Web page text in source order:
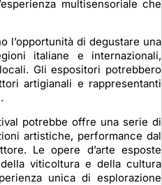
multisensoriale che
l’opportunità di degustare una
italiane e internazionali,
Gli espositori potrebbero
artigianali e rappresentanti
potrebbe offre una serie di
artistiche, performance dal
Le opere d’arte esposte
viticoltura e della cultura
unica di esplorazione